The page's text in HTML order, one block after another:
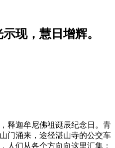
现，慧日增辉。
释迦牟尼佛祖诞辰纪念日。青
门涌来，途径湛山寺的公交车
人们从各个方向向这里汇集：